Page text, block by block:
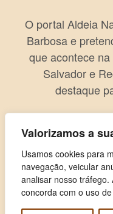
Valorizamos a
Usamos cookies para
navegação, veicular
analisar nosso tráfego.
concorda com o uso
O portal Aldeia
Barbosa e
que acontece
Salvador e
destaque